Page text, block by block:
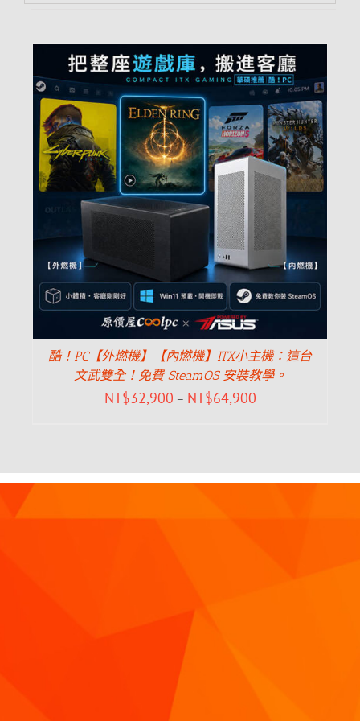
酷！PC【外燃機】【內燃機】ITX小主機：這台
文武雙全！免費 SteamOS 安裝教學。
NT$32,900 – NT$64,900